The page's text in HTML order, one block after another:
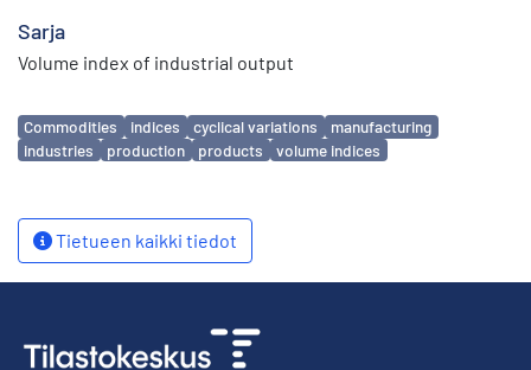
Sarja
Volume index of industrial output
Avainsanat
Commodities indices cyclical variations
manufacturing
industries
production products volume indices
Tietueen kaikki tiedot